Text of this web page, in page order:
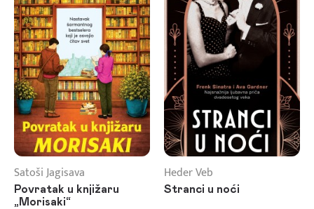
Satoši Jagisava
Povratak u knjižaru
„Morisaki“
Heder Veb
Stranci u noći